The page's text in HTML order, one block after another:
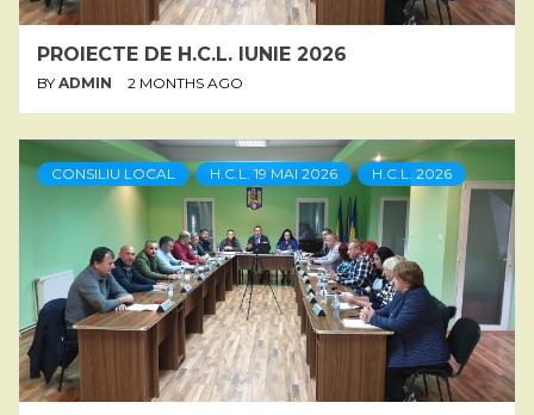
PROIECTE DE H.C.L. IUNIE 2026
BY ADMIN 2 MONTHS AGO
CONSILIU LOCAL H.C.L. 19 MAI 2026 H.C.L. 2026